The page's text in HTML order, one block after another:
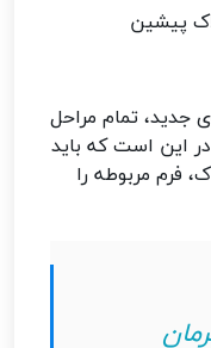
پیشین
جدید، تمام مراحل
این است که باید
فرم مربوطه را